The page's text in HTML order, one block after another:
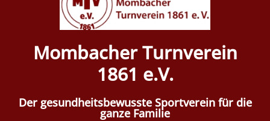
Mombacher Turnverein
1861 e.V.
Der gesundheitsbewusste Sportverein für die
ganze Familie